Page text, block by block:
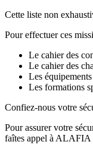
Cette liste non
Pour effectuer ces
Le cahier des
Le cahier des
Les
Les formations
Confiez-nous votre
Pour assurer votre
faîtes appel à